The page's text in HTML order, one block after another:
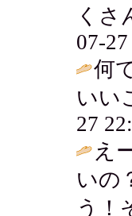
くさ
07-
何
いい
27
え
いの
う！